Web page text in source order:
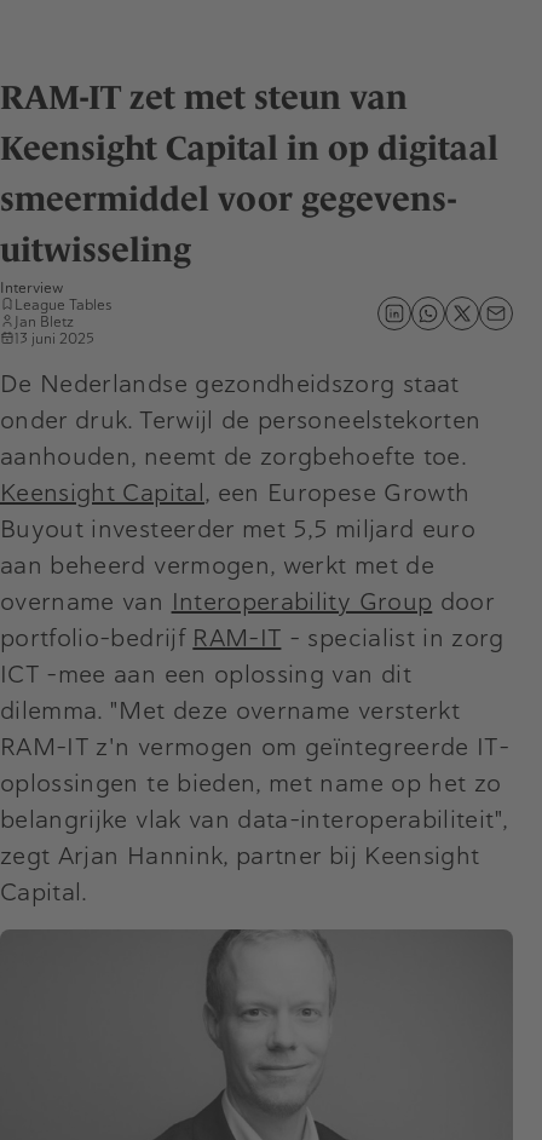
RAM-IT zet met steun van
Keensight Capital in op digitaal
smeermiddel voor gegevens-
uitwisseling
Interview
League Tables
Jan Bletz
13 juni 2025
De Nederlandse gezondheidszorg staat
onder druk. Terwijl de personeelstekorten
aanhouden, neemt de zorgbehoefte toe.
Keensight Capital, een Europese Growth
Buyout investeerder met 5,5 miljard euro
aan beheerd vermogen, werkt met de
overname van Interoperability Group door
portfolio-bedrijf RAM-IT – specialist in zorg
ICT –mee aan een oplossing van dit
dilemma. "Met deze overname versterkt
RAM-IT z'n vermogen om geïntegreerde IT-
oplossingen te bieden, met name op het zo
belangrijke vlak van data-interoperabiliteit",
zegt Arjan Hannink, partner bij Keensight
Capital.